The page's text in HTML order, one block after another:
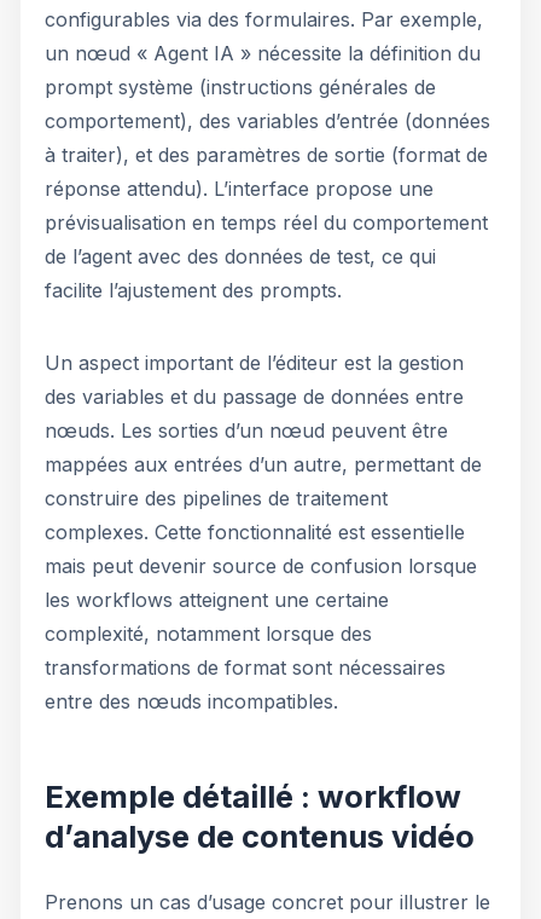
configurables via des formulaires. Par exemple,
un nœud « Agent IA » nécessite la définition du
prompt système (instructions générales de
comportement), des variables d’entrée (données
à traiter), et des paramètres de sortie (format de
réponse attendu). L’interface propose une
prévisualisation en temps réel du comportement
de l’agent avec des données de test, ce qui
facilite l’ajustement des prompts.
Un aspect important de l’éditeur est la gestion
des variables et du passage de données entre
nœuds. Les sorties d’un nœud peuvent être
mappées aux entrées d’un autre, permettant de
construire des pipelines de traitement
complexes. Cette fonctionnalité est essentielle
mais peut devenir source de confusion lorsque
les workflows atteignent une certaine
complexité, notamment lorsque des
transformations de format sont nécessaires
entre des nœuds incompatibles.
Exemple détaillé : workflow
d’analyse de contenus vidéo
Prenons un cas d’usage concret pour illustrer le